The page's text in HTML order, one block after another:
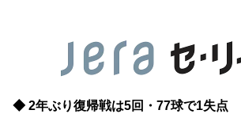
◆ 2年ぶり復帰戦は5回・77球で1失点